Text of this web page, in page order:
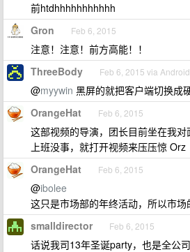
前htdhhhhhhhhhhh
Gron Feb 6, 2015
注意！注意！前方高能！！
ThreeBody Feb 6, 2015 via Android
@myywin 黑屏的就把客户端切换成
OrangeHat Feb 6, 2015
这部视频的导演，团长目前坐在我对
上班没事，就打开视频来压压惊 Orz
OrangeHat Feb 6, 2015
@ibolee
这只是市场部的年终活动，所以市场
smalldirector Feb 6, 2015
话说我司13年圣诞party，也是全公